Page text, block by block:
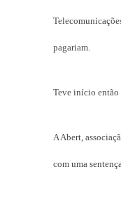
pagariam.
Teve início então
A Abert,
com uma